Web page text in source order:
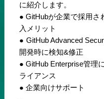
に紹介します。
● GitHubが企業で採用さ
入メリット
● GitHub Advanced
開発時に検知&修正
● GitHub Enterprise管理
ライアンス
● 企業向けサポート